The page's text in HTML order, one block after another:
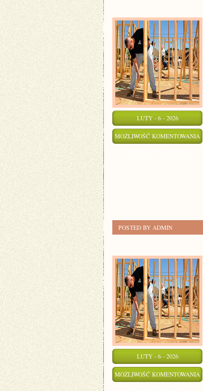
LUTY - 6 - 2026
MOŻLIWOŚĆ KOMENTOWANIA
POSTED BY ADMIN
LUTY - 6 - 2026
MOŻLIWOŚĆ KOMENTOWANIA